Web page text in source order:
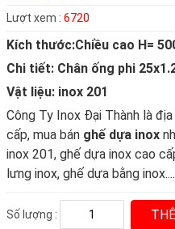
Lượt xem : 6720
Kích thước:Chiều cao H=
Chi tiết: Chân ống phi
Vật liệu: inox 201
Công Ty Inox Đại Thành là
cấp, mua bán ghế dựa inox
inox 201, ghế dựa inox cao
lưng inox, ghế dựa bằng inox....
Số lượng :